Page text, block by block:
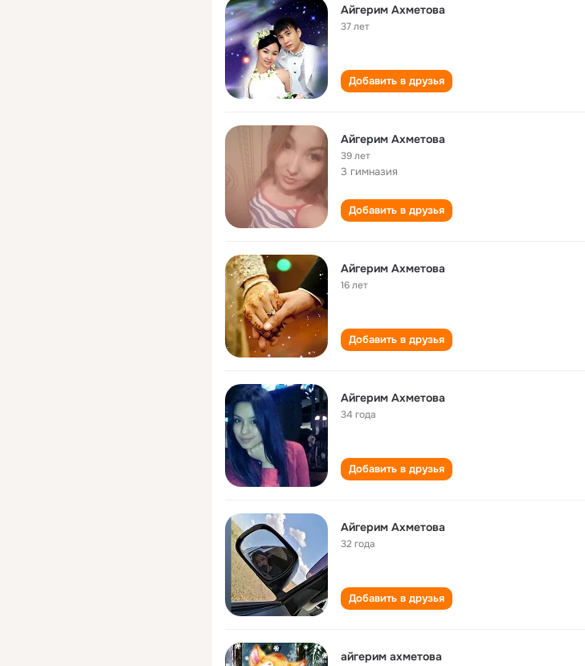
Айгерим Ахметова
37 лет
Добавить в друзья
Айгерим Ахметова
39 лет
3 гимназия
Добавить в друзья
Айгерим Ахметова
16 лет
Добавить в друзья
Айгерим Ахметова
34 года
Добавить в друзья
Айгерим Ахметова
32 года
Добавить в друзья
айгерим ахметова